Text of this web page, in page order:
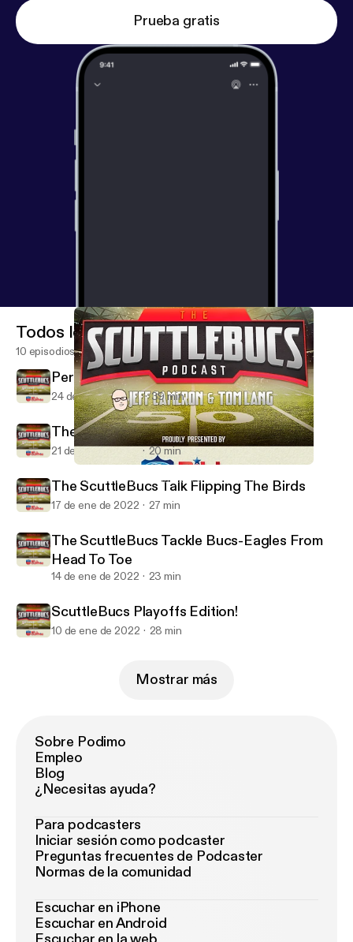
Prueba gratis
The ScuttleBucs -- Buccaneers Talk & More
Todos los episodios
10 episodios
Perspective Time On The ScuttleBucs
24 de ene de 2022 39 min
The ScuttleBucs Dive Into Bucs-Rams
21 de ene de 2022 20 min
The ScuttleBucs Talk Flipping The Birds
17 de ene de 2022 27 min
The ScuttleBucs Tackle Bucs-Eagles From
Head To Toe
14 de ene de 2022 23 min
ScuttleBucs Playoffs Edition!
10 de ene de 2022 28 min
Mostrar más
Sobre Podimo
Empleo
Blog
¿Necesitas ayuda?
Para podcasters
Iniciar sesión como podcaster
Preguntas frecuentes de Podcaster
Normas de la comunidad
Escuchar en iPhone
Escuchar en Android